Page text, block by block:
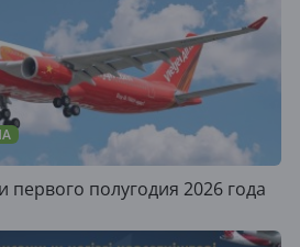
первого полугодия 2026 года